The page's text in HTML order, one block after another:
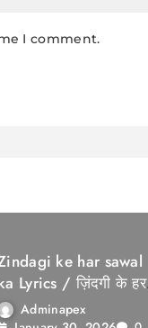
I comment.
ke har sawal
Lyrics / ज़िंदगी के हर
का
Adminapex